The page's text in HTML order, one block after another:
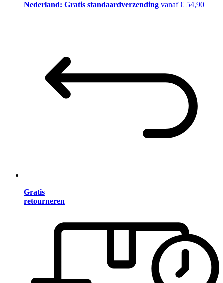
Nederland: Gratis standaardverzending vanaf € 54,90
Gratis
retourneren